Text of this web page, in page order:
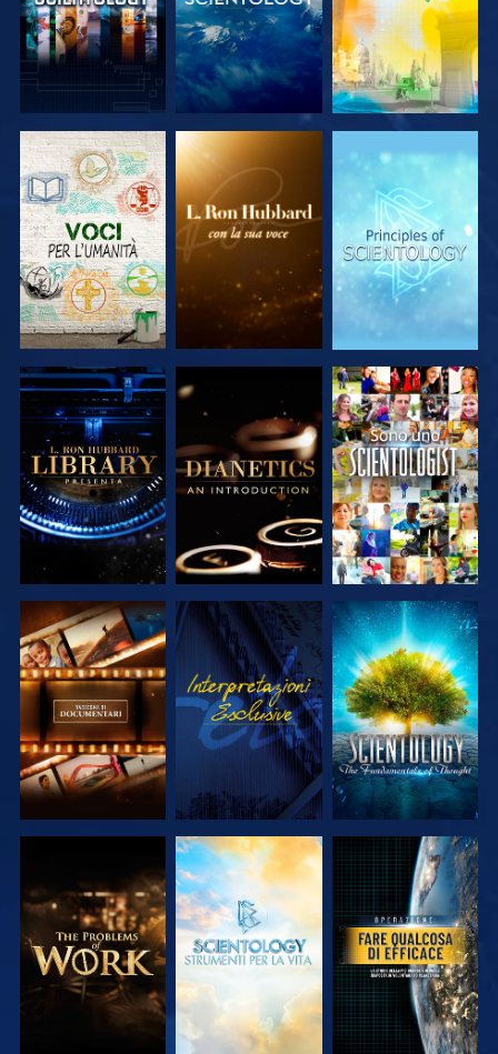
ESPLORA LE
SERIE
ESPLORA LE
SERIE
ESPLORA LE
SERIE
ESPLORA LE
SERIE
ESPLORA LE
SERIE
GUARDA
ESPLORA LE
SERIE
GUARDA
ESPLORA LE
SERIE
ESPLORA LE
SERIE
ESPLORA LE
SERIE
GUARDA